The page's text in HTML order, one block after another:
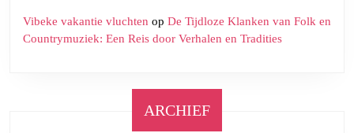
Vibeke vakantie vluchten op De Tijdloze Klanken van Folk en
Countrymuziek: Een Reis door Verhalen en Tradities
ARCHIEF